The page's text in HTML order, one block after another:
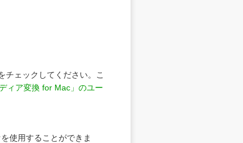
チェックしてください。こ
ィア変換 for Mac」のユー
使用することができま